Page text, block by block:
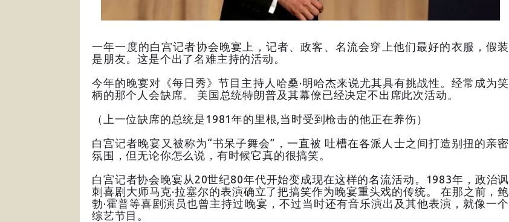
一年一度的白宫记者协会晚宴上，记者、政客、名流会穿上他们最好的衣服，假装
是朋友。这是个出了名难主持的活动。
今年的晚宴对《每日秀》节目主持人哈桑·明哈杰来说尤其具有挑战性。经常成为笑
柄的那个人会缺席。 美国总统特朗普及其幕僚已经决定不出席此次活动。
（上一位缺席的总统是1981年的里根,当时受到枪击的他正在养伤）
白宫记者晚宴又被称为“书呆子舞会”，一直被 吐槽在各派人士之间打造别扭的亲密
氛围，但无论你怎么说，有时候它真的很搞笑。
白宫记者协会晚宴从20世纪80年代开始变成现在这样的名流活动。1983年，政治讽
刺喜剧大师马克·拉塞尔的表演确立了把搞笑作为晚宴重头戏的传统。 在那之前，鲍
勃·霍普等喜剧演员也曾主持过晚宴，不过当时还有音乐演出及其他表演，就像一个
综艺节目。